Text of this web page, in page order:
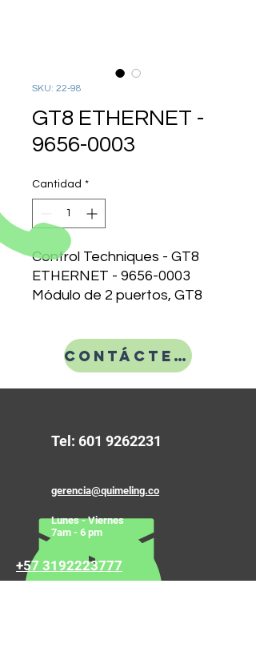
SKU: 22-98
GT8 ETHERNET -
9656-0003
Cantidad *
Control Techniques - GT8
ETHERNET - 9656-0003
Módulo de 2 puertos, GT8
8304791093
DISPONIBLE en stock
Contáctenos
Tel: 601 9262231
gerencia@quimeling.co
Lunes - Viernes
7am - 6 pm
+57 3192223777